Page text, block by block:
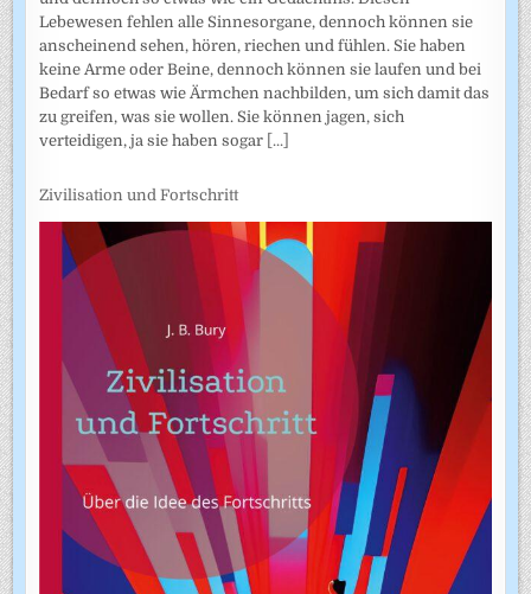
Lebewesen fehlen alle Sinnesorgane, dennoch können sie
anscheinend sehen, hören, riechen und fühlen. Sie haben
keine Arme oder Beine, dennoch können sie laufen und bei
Bedarf so etwas wie Ärmchen nachbilden, um sich damit das
zu greifen, was sie wollen. Sie können jagen, sich
verteidigen, ja sie haben sogar [...]
Zivilisation und Fortschritt